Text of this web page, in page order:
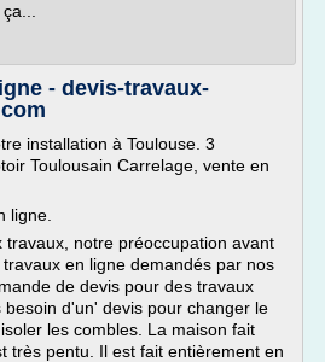
- devis-travaux-
installation à Toulouse. 3
Toulousain Carrelage, vente en
ligne.
travaux, notre préoccupation avant
en ligne demandés par nos
de devis pour des travaux
d'un' devis pour changer le
les combles. La maison fait
très pentu. Il est fait entièrement en